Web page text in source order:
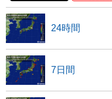
24時間
7日間